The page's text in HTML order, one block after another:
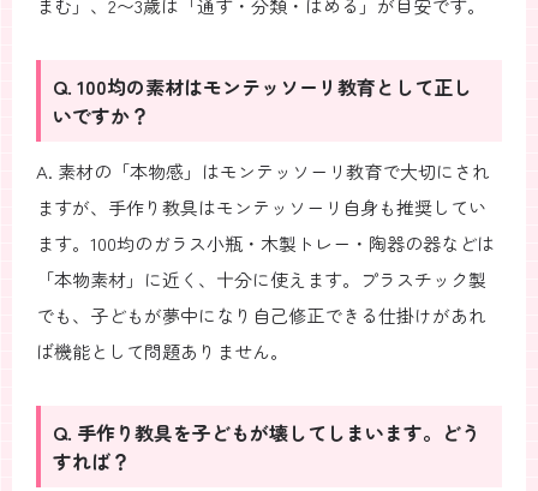
まむ」、2〜3歳は「通す・分類・はめる」が目安です。
Q. 100均の素材はモンテッソーリ教育として正し
いですか？
A. 素材の「本物感」はモンテッソーリ教育で大切にされ
ますが、手作り教具はモンテッソーリ自身も推奨してい
ます。100均のガラス小瓶・木製トレー・陶器の器などは
「本物素材」に近く、十分に使えます。プラスチック製
でも、子どもが夢中になり自己修正できる仕掛けがあれ
ば機能として問題ありません。
Q. 手作り教具を子どもが壊してしまいます。どう
すれば？